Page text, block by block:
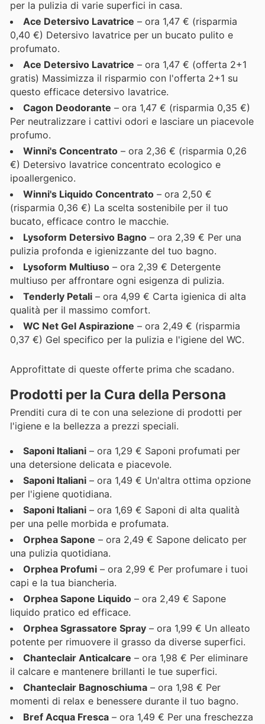
per la pulizia di varie superfici in casa.
Ace Detersivo Lavatrice – ora 1,47 € (risparmia
0,40 €) Detersivo lavatrice per un bucato pulito e
profumato.
Ace Detersivo Lavatrice – ora 1,47 € (offerta 2+1
gratis) Massimizza il risparmio con l'offerta 2+1 su
questo efficace detersivo lavatrice.
Cagon Deodorante – ora 1,47 € (risparmia 0,35 €)
Per neutralizzare i cattivi odori e lasciare un piacevole
profumo.
Winni's Concentrato – ora 2,36 € (risparmia 0,26
€) Detersivo lavatrice concentrato ecologico e
ipoallergenico.
Winni's Liquido Concentrato – ora 2,50 €
(risparmia 0,36 €) La scelta sostenibile per il tuo
bucato, efficace contro le macchie.
Lysoform Detersivo Bagno – ora 2,39 € Per una
pulizia profonda e igienizzante del tuo bagno.
Lysoform Multiuso – ora 2,39 € Detergente
multiuso per affrontare ogni esigenza di pulizia.
Tenderly Petali – ora 4,99 € Carta igienica di alta
qualità per il massimo comfort.
WC Net Gel Aspirazione – ora 2,49 € (risparmia
0,37 €) Gel specifico per la pulizia e l'igiene del WC.
Approfittate di queste offerte prima che scadano.
Prodotti per la Cura della Persona
Prenditi cura di te con una selezione di prodotti per
l'igiene e la bellezza a prezzi speciali.
Saponi Italiani – ora 1,29 € Saponi profumati per
una detersione delicata e piacevole.
Saponi Italiani – ora 1,49 € Un'altra ottima opzione
per l'igiene quotidiana.
Saponi Italiani – ora 1,69 € Saponi di alta qualità
per una pelle morbida e profumata.
Orphea Sapone – ora 2,49 € Sapone delicato per
una pulizia quotidiana.
Orphea Profumi – ora 2,99 € Per profumare i tuoi
capi e la tua biancheria.
Orphea Sapone Liquido – ora 2,49 € Sapone
liquido pratico ed efficace.
Orphea Sgrassatore Spray – ora 1,99 € Un alleato
potente per rimuovere il grasso da diverse superfici.
Chanteclair Anticalcare – ora 1,98 € Per eliminare
il calcare e mantenere brillanti le tue superfici.
Chanteclair Bagnoschiuma – ora 1,98 € Per
momenti di relax e benessere durante il tuo bagno.
Bref Acqua Fresca – ora 1,49 € Per una freschezza